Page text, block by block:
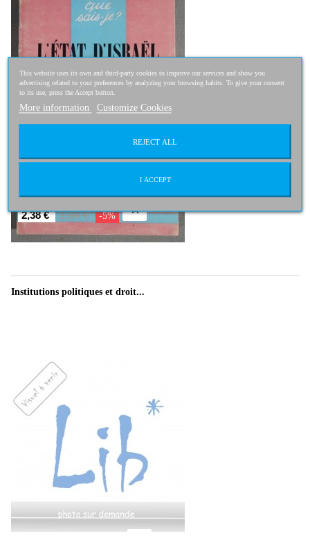
2,38 € 2,50 € -5%
Institutions politiques et droit...
This website uses its own and third-party cookies to improve our services and show you
advertising related to your preferences by analyzing your browsing habits. To give your consent
to its use, press the Accept button.
More information Customize Cookies
REJECT ALL
I ACCEPT